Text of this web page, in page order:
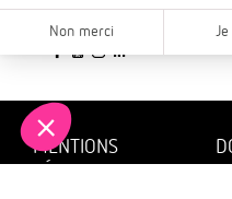
SUIVEZ-NOUS
MENTIONS